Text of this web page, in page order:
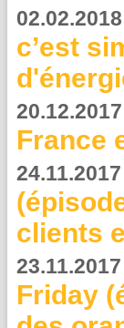
02.02.2018
c’est
20.12.2017
France
24.11.2017
clients
23.11.2017
Friday